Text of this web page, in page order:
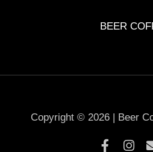
BEER
Copyright © 2026 | Beer